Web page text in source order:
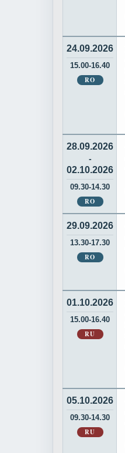
24.09.2026
15.00-16.40
RO
28.09.2026
-
02.10.2026
09.30-14.30
RO
29.09.2026
13.30-17.30
RO
01.10.2026
15.00-16.40
RU
05.10.2026
09.30-14.30
RU